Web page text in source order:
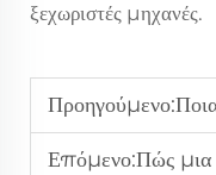
ξεχωριστές μηχανές.
Προηγούμενο:Ποια είναι τα
Επόμενο:Πώς μια μηχανή